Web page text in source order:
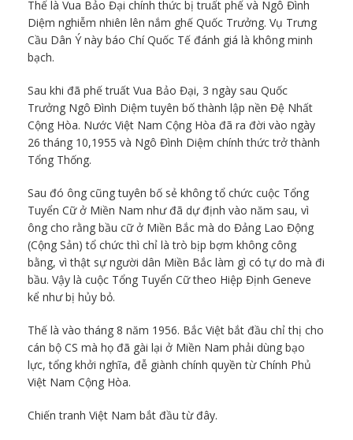
Thế là Vua Bảo Đại chính thức bị truất phế và Ngô Đình
Diệm nghiễm nhiên lên nắm ghế Quốc Trưởng. Vụ Trưng
Cầu Dân Ý này báo Chí Quốc Tế đánh giá là không minh
bạch.
Sau khi đã phế truất Vua Bảo Đại, 3 ngày sau Quốc
Trưởng Ngô Đình Diệm tuyên bố thành lập nền Đệ Nhất
Cộng Hòa. Nước Việt Nam Cộng Hòa đã ra đời vào ngày
26 tháng 10,1955 và Ngô Đình Diệm chính thức trở thành
Tổng Thống.
Sau đó ông cũng tuyên bố sẻ không tổ chức cuộc Tổng
Tuyển Cữ ở Miền Nam như đã dự định vào năm sau, vì
ông cho rằng bầu cữ ở Miền Bắc mà do Đảng Lao Động
(Cộng Sản) tổ chức thì chỉ là trò bịp bợm không công
bằng, vì thật sự người dân Miền Bắc làm gì có tự do mà đi
bầu. Vậy là cuộc Tổng Tuyển Cữ theo Hiệp Định Geneve
kể như bị hủy bỏ.
Thế là vào tháng 8 năm 1956. Bắc Việt bắt đầu chỉ thị cho
cán bộ CS mà họ đã gài lại ở Miền Nam phải dùng bạo
lực, tổng khởi nghĩa, đễ giành chính quyền từ Chính Phủ
Việt Nam Cộng Hòa.
Chiến tranh Việt Nam bắt đầu từ đây.